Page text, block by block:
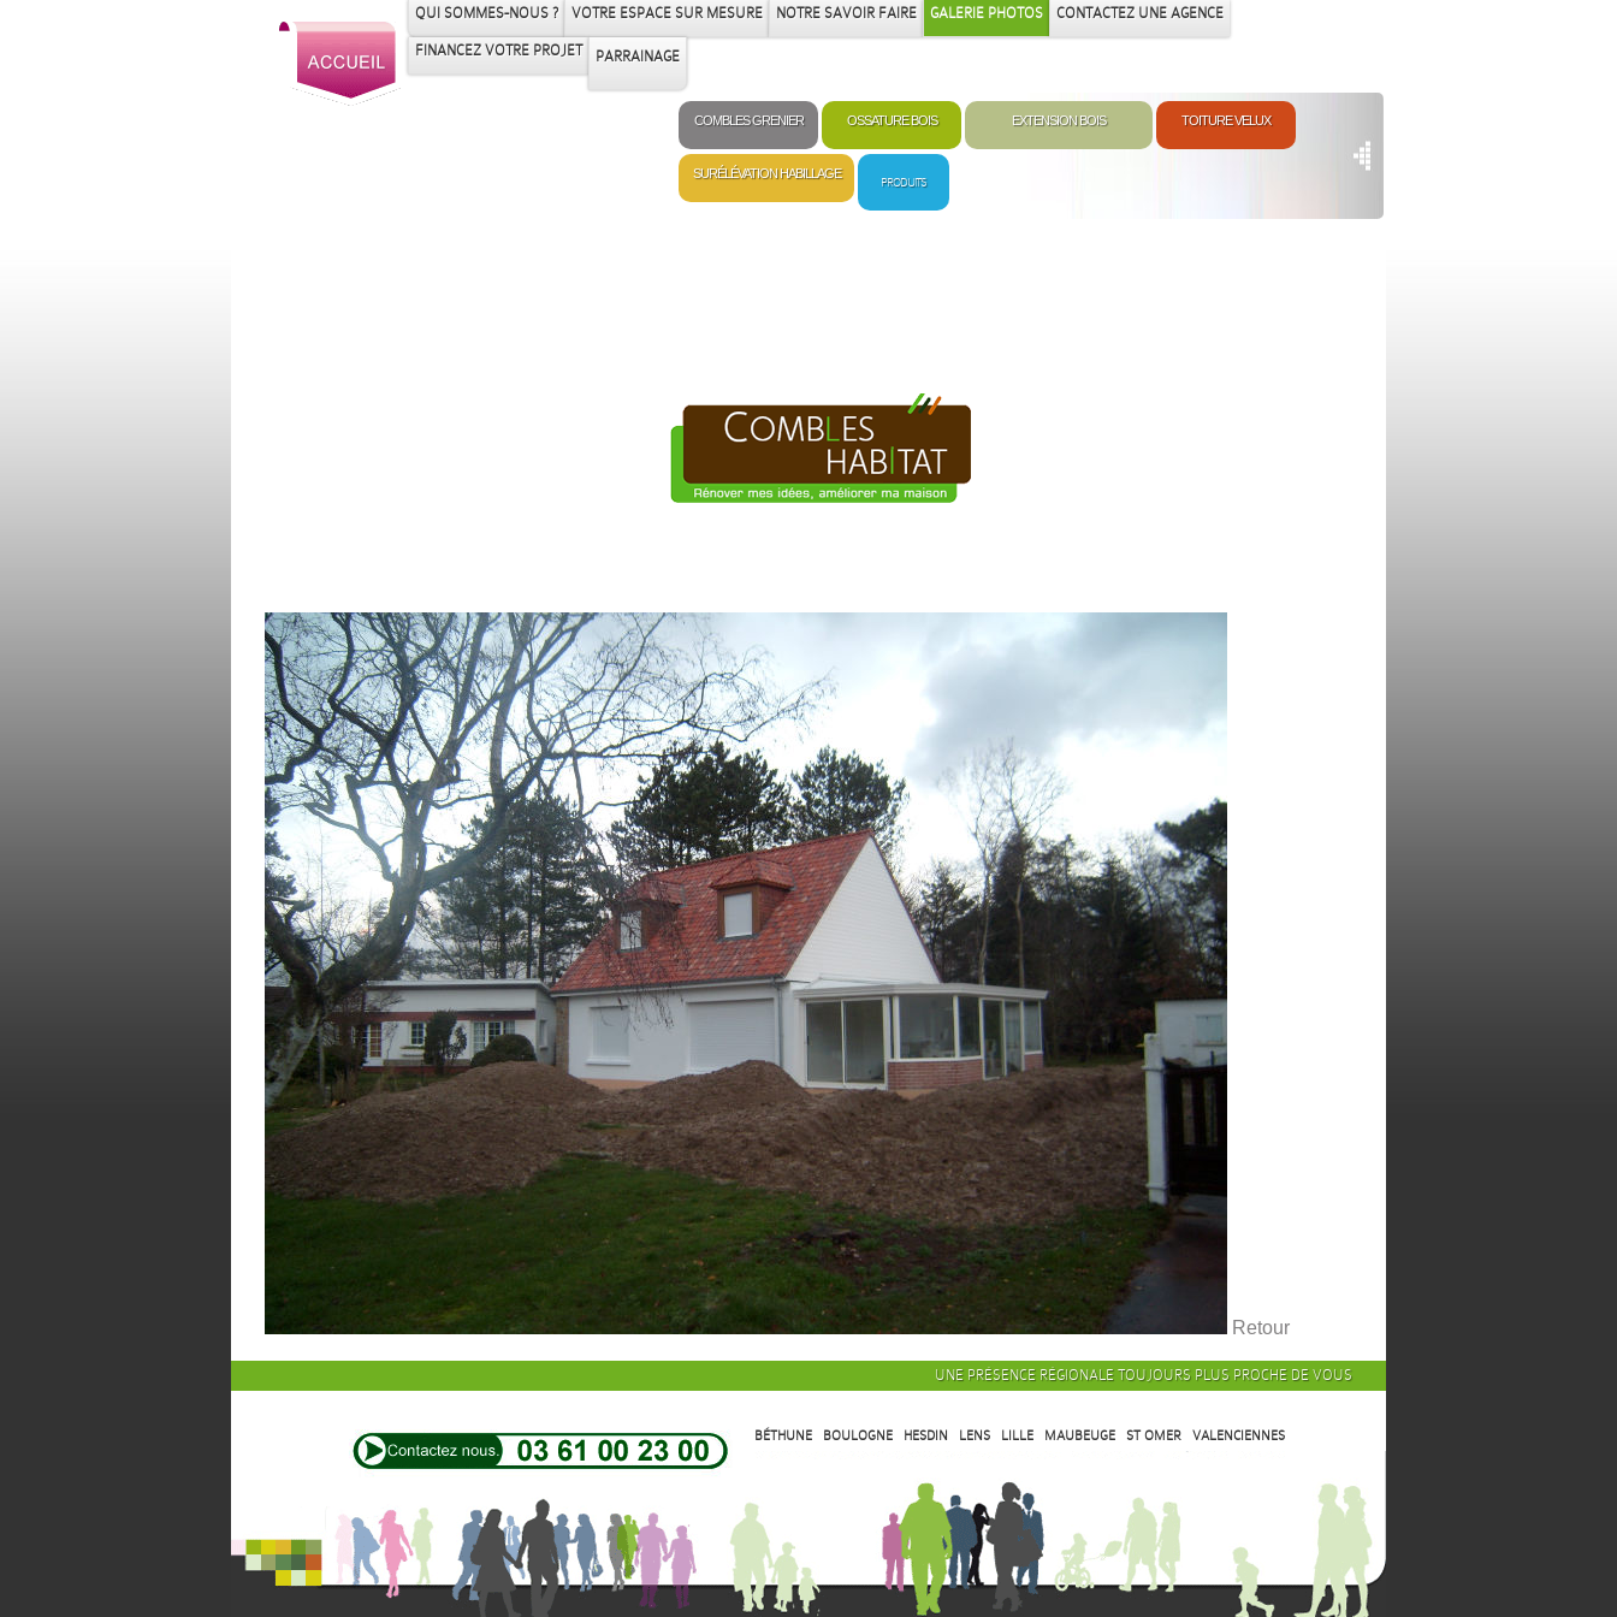
QUI SOMMES-NOUS ? VOTRE ESPACE SUR MESURE NOTRE SAVOIR FAIRE GALERIE PHOTOS CONTACTEZ UNE AGENCE
FINANCEZ VOTRE PROJET PARRAINAGE
COMBLES GRENIER OSSATURE BOIS EXTENSION BOIS TOITURE VELUX
SURÉLÉVATION HABILLAGE
PRODUITS
Retour
UNE PRÉSENCE RÉGIONALE TOUJOURS PLUS PROCHE DE VOUS
BÉTHUNE BOULOGNE HESDIN LENS LILLE MAUBEUGE ST OMER VALENCIENNES